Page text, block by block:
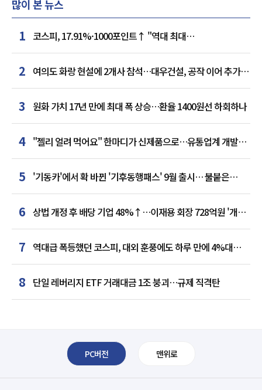
많이 본 뉴스
1 코스피, 17.91%·1000포인트↑ "역대 최대
상승률"…'삼전닉스' 동반 상한가
2 여의도 화랑 현설에 2개사 참석…대우건설, 공작 이어 추가
거점 확보하나
3 원화 가치 17년 만에 최대 폭 상승…환율 1400원선 하회하나
4 "젤리 얼려 먹어요" 한마디가 신제품으로…유통업계 개발실
된 SNS
5 '기동카'에서 확 바뀐 '기후동행패스' 9월 출시… 불붙은
카드사 경쟁
6 상법 개정 후 배당 기업 48%↑…이재용 회장 728억원 '개인
최다'
7 역대급 폭등했던 코스피, 대외 훈풍에도 하루 만에 4%대
급락
8 단일 레버리지 ETF 거래대금 1조 붕괴…규제 직격탄
PC버전 맨위로